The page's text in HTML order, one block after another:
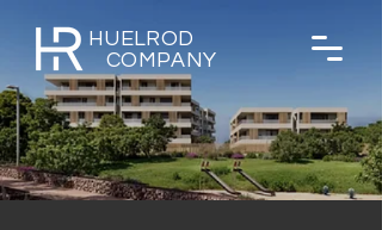
HUELROD
COMPANY